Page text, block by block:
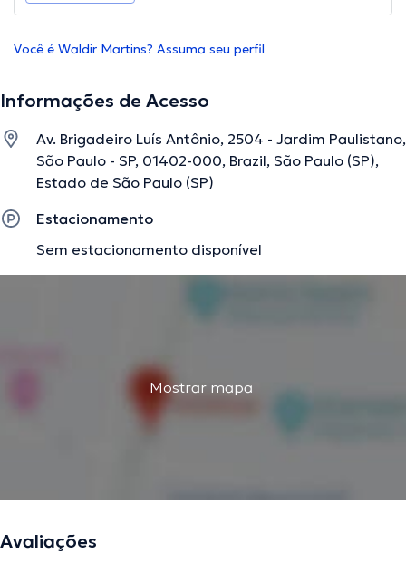
Você é Waldir Martins? Assuma seu perfil
Informações de Acesso
Av. Brigadeiro Luís Antônio, 2504 - Jardim Paulistano,
São Paulo - SP, 01402-000, Brazil, São Paulo (SP),
Estado de São Paulo (SP)
Estacionamento
Sem estacionamento disponível
Mostrar mapa
Avaliações